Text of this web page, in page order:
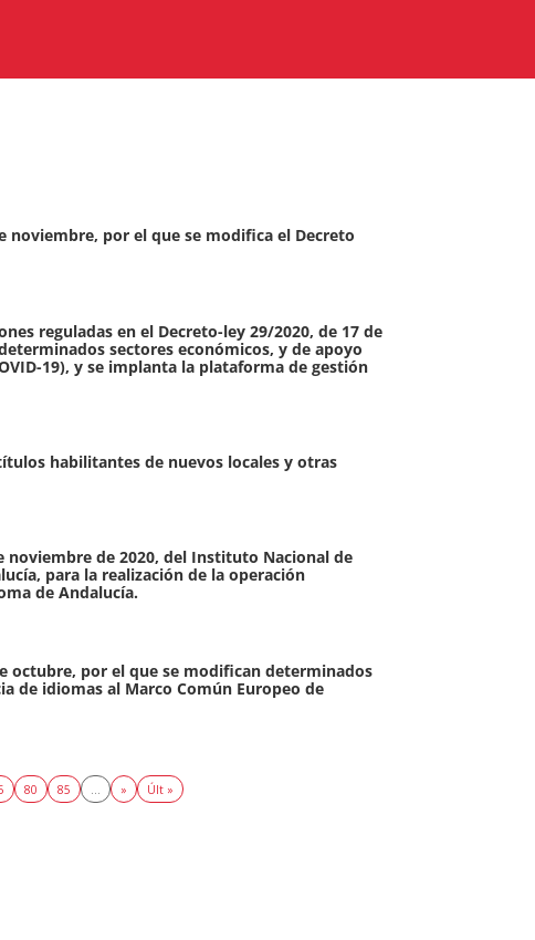
noviembre, por el que se modifica el Decreto
reguladas en el Decreto-ley 29/2020, de 17 de
sectores económicos, y de apoyo
19), y se implanta la plataforma de gestión
títulos habilitantes de nuevos locales y otras
noviembre de 2020, del Instituto Nacional de
para la realización de la operación
de Andalucía.
de octubre, por el que se modifican determinados
de idiomas al Marco Común Europeo de
80 85 » Últ »